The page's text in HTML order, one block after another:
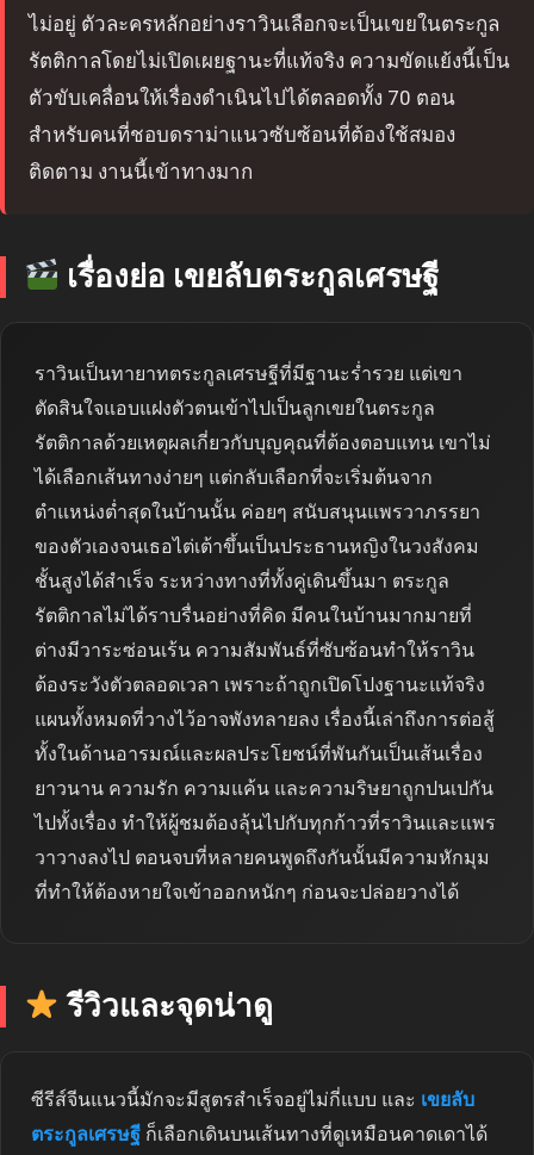
ไม่อยู่ ตัวละครหลักอย่างราวินเลือกจะเป็นเขยในตระกูล
รัตติกาลโดยไม่เปิดเผยฐานะที่แท้จริง ความขัดแย้งนี้เป็น
ตัวขับเคลื่อนให้เรื่องดำเนินไปได้ตลอดทั้ง 70 ตอน
สำหรับคนที่ชอบดราม่าแนวซับซ้อนที่ต้องใช้สมอง
ติดตาม งานนี้เข้าทางมาก
เรื่องย่อ เขยลับตระกูลเศรษฐี
ราวินเป็นทายาทตระกูลเศรษฐีที่มีฐานะร่ำรวย แต่เขา
ตัดสินใจแอบแฝงตัวตนเข้าไปเป็นลูกเขยในตระกูล
รัตติกาลด้วยเหตุผลเกี่ยวกับบุญคุณที่ต้องตอบแทน เขาไม่
ได้เลือกเส้นทางง่ายๆ แต่กลับเลือกที่จะเริ่มต้นจาก
ตำแหน่งต่ำสุดในบ้านนั้น ค่อยๆ สนับสนุนแพรวาภรรยา
ของตัวเองจนเธอไต่เต้าขึ้นเป็นประธานหญิงในวงสังคม
ชั้นสูงได้สำเร็จ ระหว่างทางที่ทั้งคู่เดินขึ้นมา ตระกูล
รัตติกาลไม่ได้ราบรื่นอย่างที่คิด มีคนในบ้านมากมายที่
ต่างมีวาระซ่อนเร้น ความสัมพันธ์ที่ซับซ้อนทำให้ราวิน
ต้องระวังตัวตลอดเวลา เพราะถ้าถูกเปิดโปงฐานะแท้จริง
แผนทั้งหมดที่วางไว้อาจพังทลายลง เรื่องนี้เล่าถึงการต่อสู้
ทั้งในด้านอารมณ์และผลประโยชน์ที่พันกันเป็นเส้นเรื่อง
ยาวนาน ความรัก ความแค้น และความริษยาถูกปนเปกัน
ไปทั้งเรื่อง ทำให้ผู้ชมต้องลุ้นไปกับทุกก้าวที่ราวินและแพร
วาวางลงไป ตอนจบที่หลายคนพูดถึงกันนั้นมีความหักมุม
ที่ทำให้ต้องหายใจเข้าออกหนักๆ ก่อนจะปล่อยวางได้
รีวิวและจุดน่าดู
ซีรีส์จีนแนวนี้มักจะมีสูตรสำเร็จอยู่ไม่กี่แบบ และ เขยลับ
ตระกูลเศรษฐี ก็เลือกเดินบนเส้นทางที่ดูเหมือนคาดเดาได้